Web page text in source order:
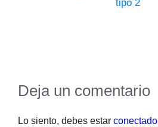
tipo 2
Deja un comentario
Lo siento, debes estar conectado